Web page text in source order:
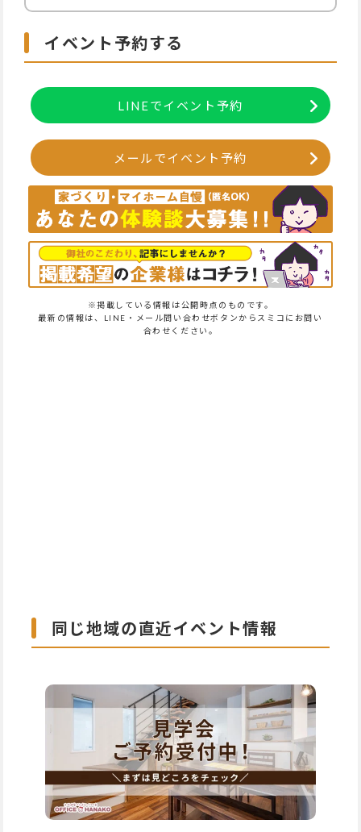
イベント予約する
LINEでイベント予約
メールでイベント予約
※掲載している情報は公開時点のものです。
最新の情報は、LINE・メール問い合わせボタンからスミコにお問い
合わせください。
同じ地域の直近イベント情報